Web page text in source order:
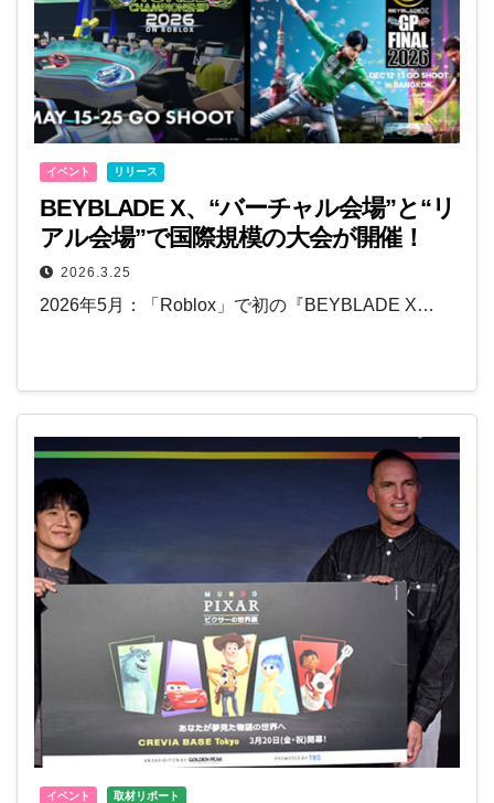
イベント リリース
BEYBLADE X、“バーチャル会場”と“リ
アル会場”で国際規模の大会が開催！
2026.3.25
2026年5月：「Roblox」で初の『BEYBLADE X…
イベント 取材リポート